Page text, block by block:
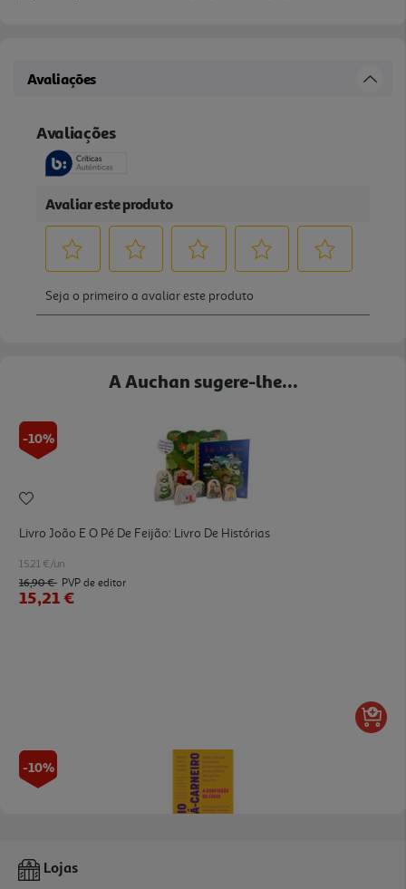
Avaliações
A Auchan sugere-lhe...
-10%
Livro João E O Pé De Feijão: Livro De Histórias
15.21 €/un
16,90 € PVP de editor
15,21 €
-10%
Livro A Confissão De Lúcio De Mário De Sá-Carneiro
Lojas